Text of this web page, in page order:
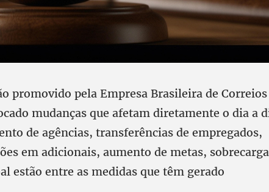
promovido pela Empresa Brasileira de Correios
mudanças que afetam diretamente o dia a
de agências, transferências de empregados,
em adicionais, aumento de metas, sobrecarga
estão entre as medidas que têm gerado